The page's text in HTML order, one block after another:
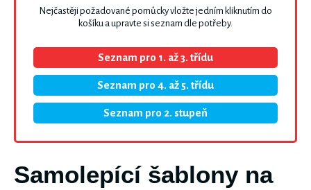
Nejčastěji požadované pomůcky vložte jedním kliknutím do
košíku a upravte si seznam dle potřeby.
Seznam pro 1. až 3. třídu
Seznam pro 4. až 5. třídu
Seznam pro 2. stupeň
Samolepící šablony na